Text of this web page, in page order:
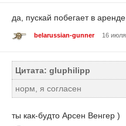
да, пускай побегает в
belarussian-gunner 16
Цитата: gluphilipp
норм, я согласен
ты как-будто Арсен Венгер )